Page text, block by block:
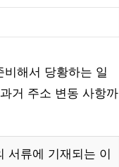
해서 당황하는 일
거 주소 변동 사항까
서류에 기재되는 이